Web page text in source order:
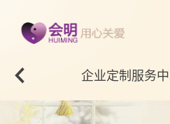
企业定制服务中